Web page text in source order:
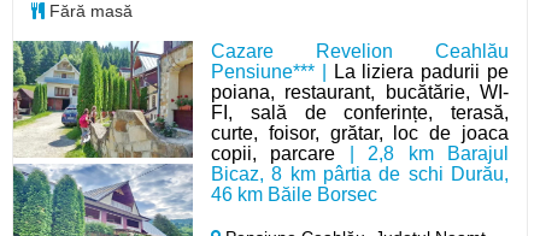
Cazare Revelion Ceahlău
Pensiune*** |
La liziera padurii pe
poiana, restaurant, bucătărie, WI-
FI, sală de conferințe, terasă,
curte, foisor, grătar, loc de joaca
copii, parcare | 2,8 km Barajul
Bicaz, 8 km pârtia de schi Durău,
46 km Băile Borsec
Fără masă